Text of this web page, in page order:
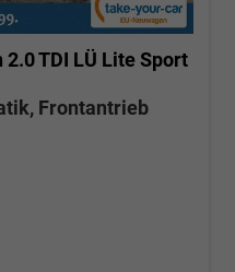
2.0 TDI LÜ Lite Sport
Frontantrieb